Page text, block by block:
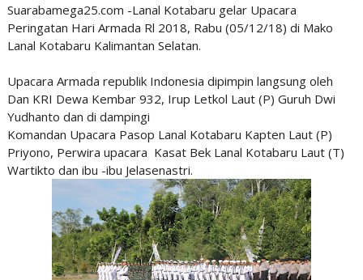
Suarabamega25.com -Lanal Kotabaru gelar Upacara
Peringatan Hari Armada Rl 2018, Rabu (05/12/18) di Mako
Lanal Kotabaru Kalimantan Selatan.
Upacara Armada republik Indonesia dipimpin langsung oleh
Dan KRI Dewa Kembar 932, Irup Letkol Laut (P) Guruh Dwi
Yudhanto dan di dampingi
Komandan Upacara Pasop Lanal Kotabaru Kapten Laut (P)
Priyono, Perwira upacara Kasat Bek Lanal Kotabaru Laut (T)
Wartikto dan ibu -ibu Jelasenastri.